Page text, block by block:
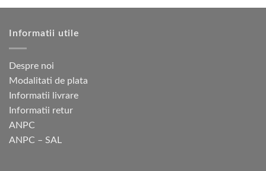
Informatii utile
Despre noi
Modalitati de plata
Informatii livrare
Informatii retur
ANPC
ANPC – SAL